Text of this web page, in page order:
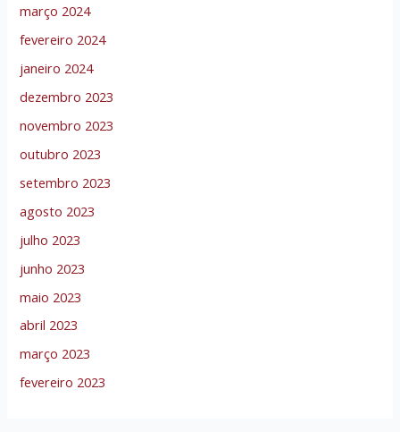
março 2024
fevereiro 2024
janeiro 2024
dezembro 2023
novembro 2023
outubro 2023
setembro 2023
agosto 2023
julho 2023
junho 2023
maio 2023
abril 2023
março 2023
fevereiro 2023